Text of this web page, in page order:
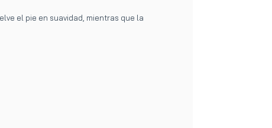
el pie en suavidad, mientras que la